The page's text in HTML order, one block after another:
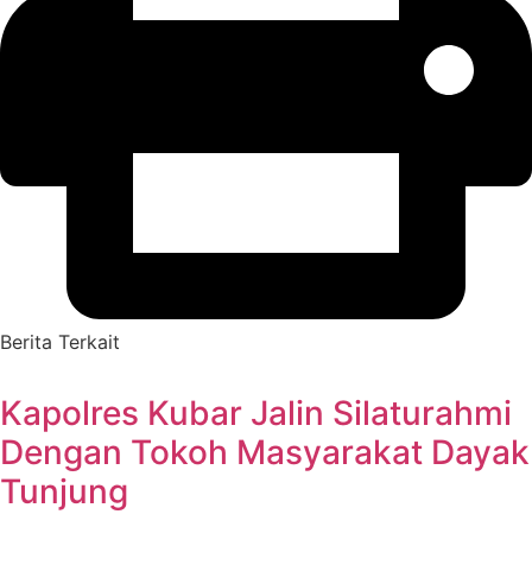
Berita Terkait
Kapolres Kubar Jalin Silaturahmi
Dengan Tokoh Masyarakat Dayak
Tunjung